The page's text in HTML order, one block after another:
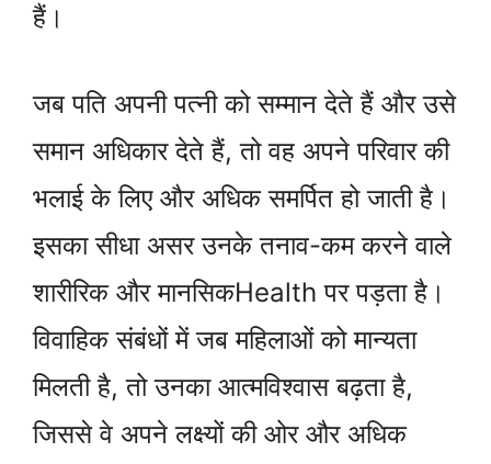
हैं।
जब पति अपनी पत्नी को सम्मान देते हैं और उसे
समान अधिकार देते हैं, तो वह अपने परिवार की
भलाई के लिए और अधिक समर्पित हो जाती है।
इसका सीधा असर उनके तनाव-कम करने वाले
शारीरिक और मानसिकHealth पर पड़ता है।
विवाहिक संबंधों में जब महिलाओं को मान्यता
मिलती है, तो उनका आत्मविश्वास बढ़ता है,
जिससे वे अपने लक्ष्यों की ओर और अधिक